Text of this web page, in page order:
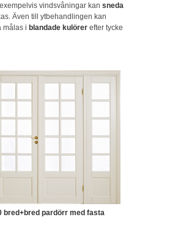
vindsvåningar kan sneda
Även till ytbehandlingen kan
målas i blandade kulörer efter tycke
bred+bred pardörr med fasta